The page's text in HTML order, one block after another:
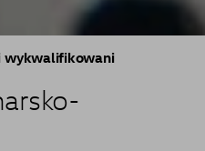
wykwalifikowani